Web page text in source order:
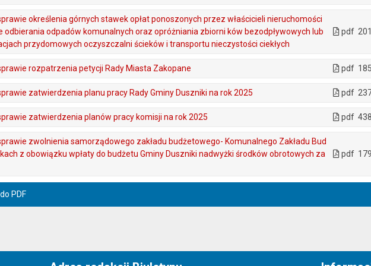
określenia górnych stawek opłat ponoszonych przez właścicieli nieruchomości
odbierania odpadów komunalnych oraz opróżniania zbiorni ków bezodpływowych lub
przydomowych oczyszczalni ścieków i transportu nieczystości ciekłych
pdf
rozpatrzenia petycji Rady Miasta Zakopane pdf
zatwierdzenia planu pracy Rady Gminy Duszniki na rok 2025 pdf
zatwierdzenia planów pracy komisji na rok 2025 pdf
zwolnienia samorządowego zakładu budżetowego- Komunalnego Zakładu Bud
z obowiązku wpłaty do budżetu Gminy Duszniki nadwyżki środków obrotowych za
pdf
PDF